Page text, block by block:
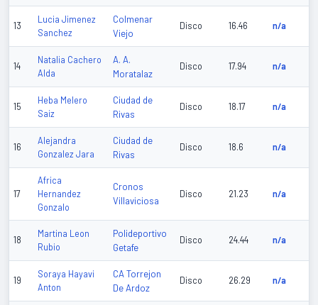
13
Lucia Jimenez
Sanchez
Colmenar
Viejo
Disco 16.46 n/a
14
Natalia Cachero
Alda
A. A.
Moratalaz
Disco 17.94 n/a
15
Heba Melero
Saiz
Ciudad de
Rivas
Disco 18.17 n/a
16
Alejandra
Gonzalez Jara
Ciudad de
Rivas
Disco 18.6 n/a
17
Africa
Hernandez
Gonzalo
Cronos
Villaviciosa
Disco 21.23 n/a
18
Martina Leon
Rubio
Polideportivo
Getafe
Disco 24.44 n/a
19
Soraya Hayavi
Anton
CA Torrejon
De Ardoz
Disco 26.29 n/a